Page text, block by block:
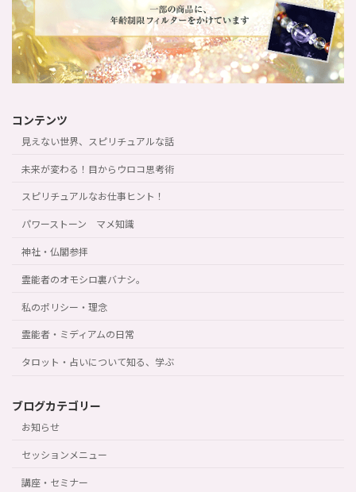
コンテンツ
見えない世界、スピリチュアルな話
未来が変わる！目からウロコ思考術
スピリチュアルなお仕事ヒント！
パワーストーン マメ知識
神社・仏閣参拝
霊能者のオモシロ裏バナシ。
私のポリシー・理念
霊能者・ミディアムの日常
タロット・占いについて知る、学ぶ
ブログカテゴリー
お知らせ
セッションメニュー
講座・セミナー